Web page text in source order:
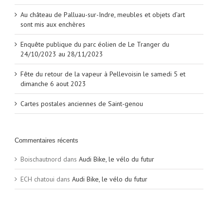
Au château de Palluau-sur-Indre, meubles et objets d’art
sont mis aux enchères
Enquête publique du parc éolien de Le Tranger du
24/10/2023 au 28/11/2023
Fête du retour de la vapeur à Pellevoisin le samedi 5 et
dimanche 6 aout 2023
Cartes postales anciennes de Saint-genou
Commentaires récents
Boischautnord dans Audi Bike, le vélo du futur
ECH chatoui dans Audi Bike, le vélo du futur